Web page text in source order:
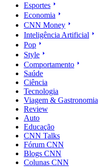
Esportes
Economia
CNN Money
Inteligência Artificial
Pop
Style
Comportamento
Saúde
Ciência
Tecnologia
Viagem & Gastronomia
Review
Auto
Educação
CNN Talks
Fórum CNN
Blogs CNN
Colunas CNN